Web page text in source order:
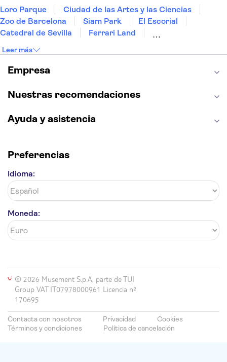
Loro Parque
Ciudad de las Artes y las Ciencias
Zoo de Barcelona
Siam Park
El Escorial
Catedral de Sevilla
Ferrari Land
Montserrat
Museo del Louvre
La Sagrada Familia
Alhambra
La Giralda
Medina Azahara
Leer más
Empresa
Nuestras recomendaciones
Ayuda y asistencia
Preferencias
Idioma:
Moneda:
© 2026 Musement S.p.A, parte de TUI
Group VAT IT07978000961 Licencia nº
170695
Contacta con nosotros Privacidad
Cookies
Términos y condiciones
Política de cancelación